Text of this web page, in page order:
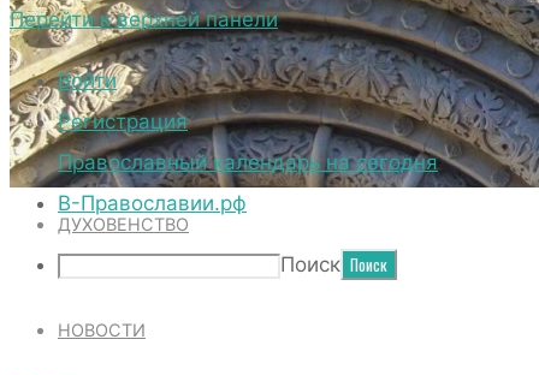
ГОСУДАРЕВА СОБОРА
НИЖНИЙ ХРАМ ФЕОДОРОВСКОГО
ГОСУДАРЕВА СОБОРА
ТЕРРИТОРИЯ СОБОРА
ДУХОВЕНСТВО
НОВОСТИ
17
Перейти к верхней панели
Войти
Регистрация
Православный календарь на сегодня
В-Православии.рф
Поиск